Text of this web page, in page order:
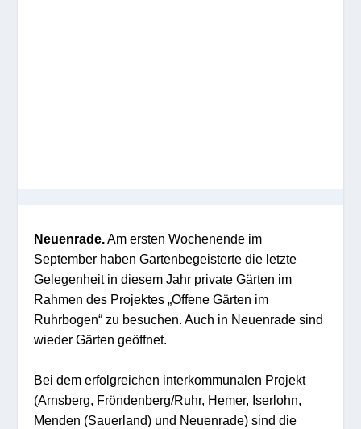
Neuenrade. Am ersten Wochenende im
September haben Gartenbegeisterte die letzte
Gelegenheit in diesem Jahr private Gärten im
Rahmen des Projektes „Offene Gärten im
Ruhrbogen“ zu besuchen. Auch in Neuenrade sind
wieder Gärten geöffnet.
Bei dem erfolgreichen interkommunalen Projekt
(Arnsberg, Fröndenberg/Ruhr, Hemer, Iserlohn,
Menden (Sauerland) und Neuenrade) sind die